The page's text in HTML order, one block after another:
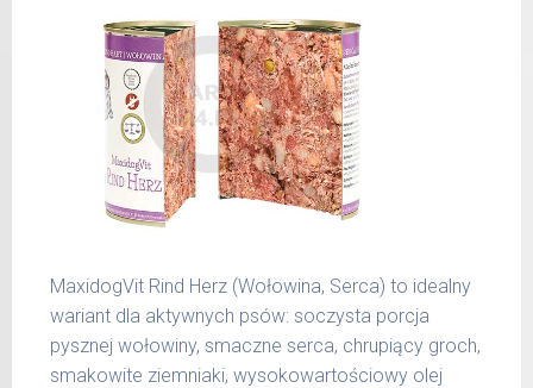
25 kg
26 -
35 kg
800 g
50 kg
1000 g
51 -
65 kg
1200 g
Podane liczby są wartościami orientacyjnymi.
Indywidualne potrzeby zależne są od rasy,
aktywności, warunków hodowli oraz innych
czynników.
MaxidogVit Rind Herz (Wołowina, Serca) to idealny
wariant dla aktywnych psów: soczysta porcja
pysznej wołowiny, smaczne serca, chrupiący groch,
smakowite ziemniaki, wysokowartościowy olej